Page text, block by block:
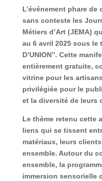
L’événement phare
sans conteste les
Métiers d’Art (JEMA)
au 6 avril 2025 sous le
D’UNION”. Cette
entièrement gratuite,
vitrine pour les
privilégiée pour le
et la diversité de leurs
Le thème retenu cette
liens qui se tissent
matériaux, leurs
ensemble. Autour du
ensemble, la
immersion sensorielle